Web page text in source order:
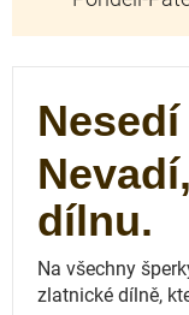
dílnu.
Na všechny
zlatnické dílně,